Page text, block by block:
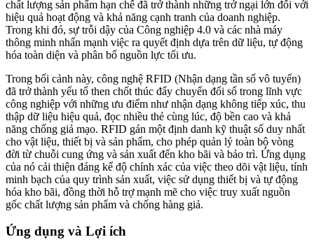
chất lượng sản phẩm hạn chế đã trở thành những trở ngại lớn đối với
hiệu quả hoạt động và khả năng cạnh tranh của doanh nghiệp.
Trong khi đó, sự trỗi dậy của Công nghiệp 4.0 và các nhà máy
thông minh nhấn mạnh việc ra quyết định dựa trên dữ liệu, tự động
hóa toàn diện và phân bổ nguồn lực tối ưu.
Trong bối cảnh này, công nghệ RFID (Nhận dạng tần số vô tuyến)
đã trở thành yếu tố then chốt thúc đẩy chuyển đổi số trong lĩnh vực
công nghiệp với những ưu điểm như nhận dạng không tiếp xúc, thu
thập dữ liệu hiệu quả, đọc nhiều thẻ cùng lúc, độ bền cao và khả
năng chống giả mạo. RFID gán một định danh kỹ thuật số duy nhất
cho vật liệu, thiết bị và sản phẩm, cho phép quản lý toàn bộ vòng
đời từ chuỗi cung ứng và sản xuất đến kho bãi và bảo trì. Ứng dụng
của nó cải thiện đáng kể độ chính xác của việc theo dõi vật liệu, tính
minh bạch của quy trình sản xuất, việc sử dụng thiết bị và tự động
hóa kho bãi, đồng thời hỗ trợ mạnh mẽ cho việc truy xuất nguồn
gốc chất lượng sản phẩm và chống hàng giả.
Ứng dụng và Lợi ích